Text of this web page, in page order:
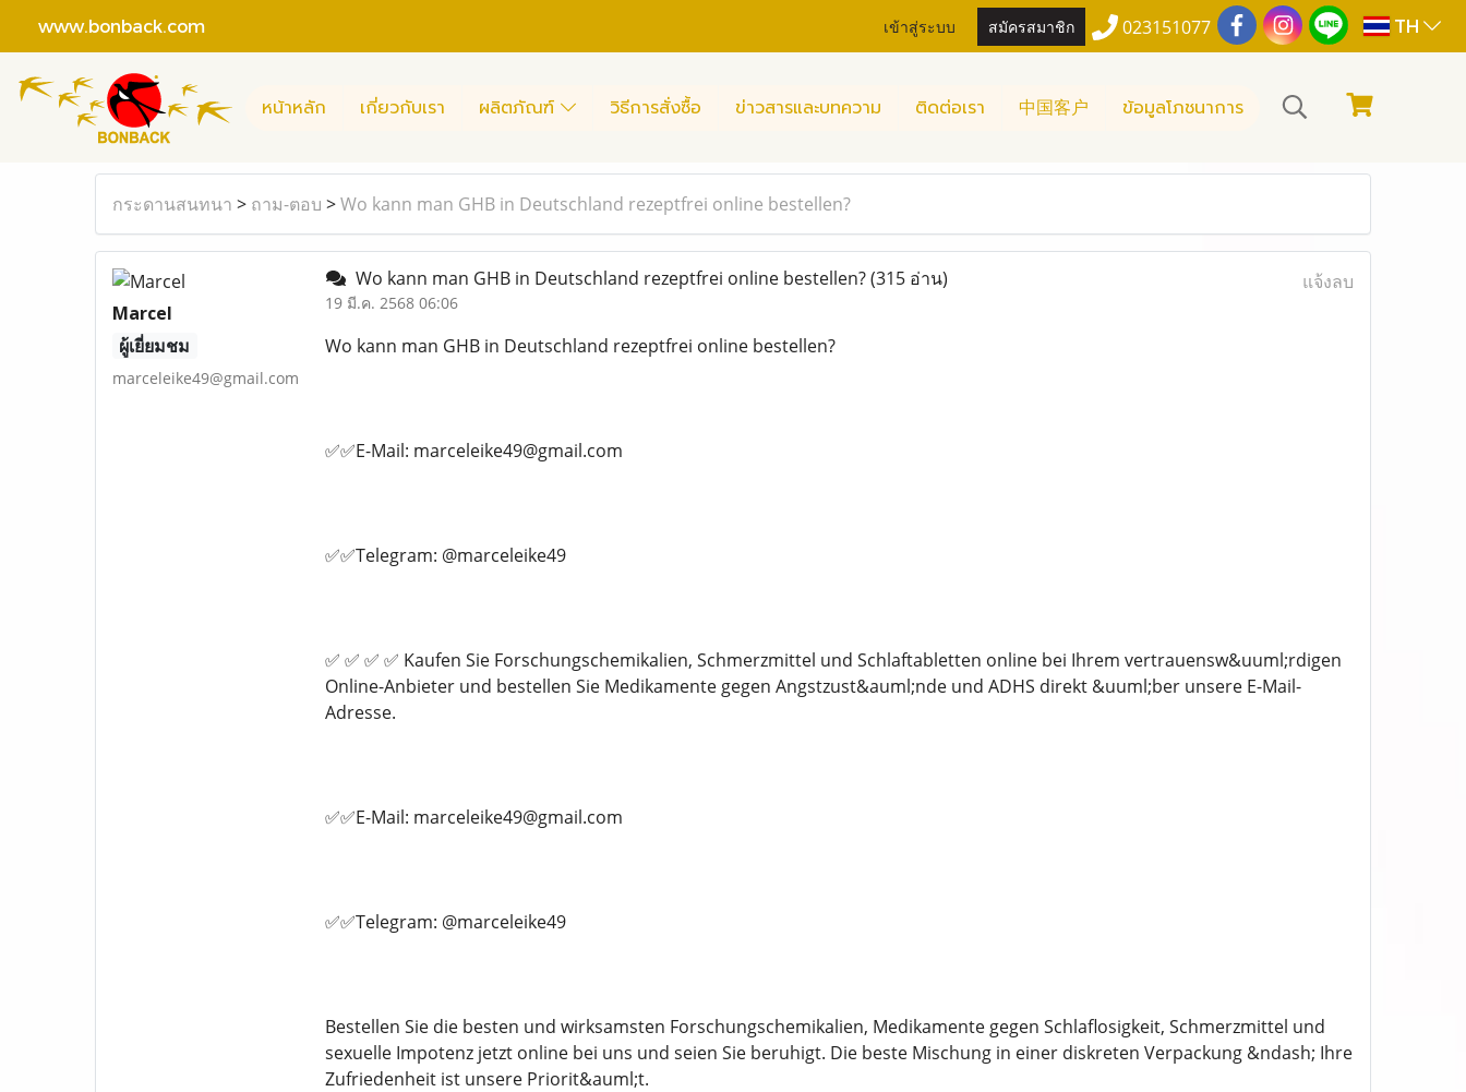
www.bonback.com เข้าสู่ระบบ สมัครสมาชิก 023151077 TH
หน้าหลัก เกี่ยวกับเรา ผลิตภัณฑ์ วิธีการสั่งซื้อ ข่าวสารและบทความ ติดต่อเรา 中国客户 ข้อมูลโภชนาการ
กระดานสนทนา > ถาม-ตอบ >Wo kann man GHB in Deutschland rezeptfrei online bestellen?
Marcel
ผู้เยี่ยมชม
marceleike49@gmail.com
Wo kann man GHB in Deutschland rezeptfrei online bestellen?(315 อ่าน)
19 มี.ค. 2568 06:06
แจ้งลบ
Wo kann man GHB in Deutschland rezeptfrei online bestellen?
✅✅E-Mail: marceleike49@gmail.com
✅✅Telegram: @marceleike49
✅ ✅ ✅ ✅ Kaufen Sie Forschungschemikalien, Schmerzmittel und Schlaftabletten online bei Ihrem vertrauensw&uuml;rdigen
Online-Anbieter und bestellen Sie Medikamente gegen Angstzust&auml;nde und ADHS direkt &uuml;ber unsere E-Mail-
Adresse.
✅✅E-Mail: marceleike49@gmail.com
✅✅Telegram: @marceleike49
Bestellen Sie die besten und wirksamsten Forschungschemikalien, Medikamente gegen Schlaflosigkeit, Schmerzmittel und
sexuelle Impotenz jetzt online bei uns und seien Sie beruhigt. Die beste Mischung in einer diskreten Verpackung &ndash; Ihre
Zufriedenheit ist unsere Priorit&auml;t.